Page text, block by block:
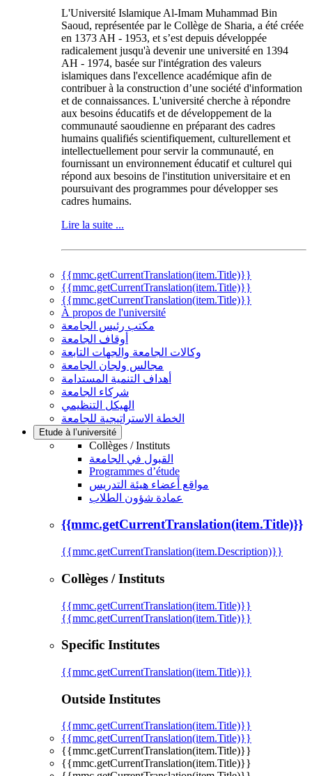
L'Université Islamique Al-Imam Muhammad Bin
Saoud, représentée par le Collège de Sharia, a été créée
en 1373 AH - 1953, et s’est depuis développée
radicalement jusqu'à devenir une université en 1394
AH - 1974, basée sur l'intégration des valeurs
islamiques dans l'excellence académique afin de
contribuer à la construction d’une société d'information
et de connaissances. L'université cherche à répondre
aux besoins éducatifs et de développement de la
communauté saoudienne en préparant des cadres
humains qualifiés scientifiquement, culturellement et
intellectuellement pour servir la communauté, en
fournissant un environnement éducatif et culturel qui
répond aux besoins de l'institution universitaire et en
poursuivant des programmes pour développer ses
cadres humains.
Lire la suite ...
{{mmc.getCurrentTranslation(item.Title)}}
{{mmc.getCurrentTranslation(item.Title)}}
{{mmc.getCurrentTranslation(item.Title)}}
À propos de l'université
مكتب رئيس الجامعة
أوقاف الجامعة
وكالات الجامعة والجهات التابعة
مجالس ولجان الجامعة
أهداف التنمية المستدامة
شركاء الجامعة
الهيكل التنظيمي
الخطة الاستراتيجية للجامعة
Etude à l’université
Collèges / Instituts
القبول في الجامعة
Programmes d’étude
مواقع أعضاء هيئة التدريس
عمادة شؤون الطلاب
{{mmc.getCurrentTranslation(item.Title)}}
{{mmc.getCurrentTranslation(item.Description)}}
Collèges / Instituts
{{mmc.getCurrentTranslation(item.Title)}}
{{mmc.getCurrentTranslation(item.Title)}}
Specific Institutes
{{mmc.getCurrentTranslation(item.Title)}}
Outside Institutes
{{mmc.getCurrentTranslation(item.Title)}}
{{mmc.getCurrentTranslation(item.Title)}}
{{mmc.getCurrentTranslation(item.Title)}}
{{mmc.getCurrentTranslation(item.Title)}}